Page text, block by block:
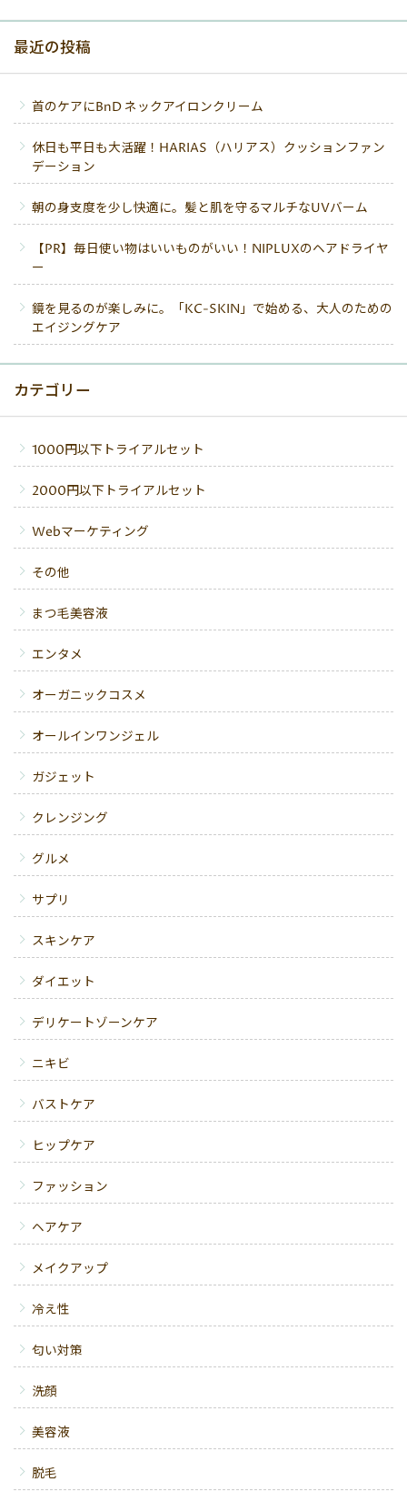
最近の投稿
首のケアにBnD ネックアイロンクリーム
休日も平日も大活躍！HARIAS（ハリアス）クッションファン
デーション
朝の身支度を少し快適に。髪と肌を守るマルチなUVバーム
【PR】毎日使い物はいいものがいい！NIPLUXのヘアドライヤ
ー
鏡を見るのが楽しみに。「KC-SKIN」で始める、大人のための
エイジングケア
カテゴリー
1000円以下トライアルセット
2000円以下トライアルセット
Webマーケティング
その他
まつ毛美容液
エンタメ
オーガニックコスメ
オールインワンジェル
ガジェット
クレンジング
グルメ
サプリ
スキンケア
ダイエット
デリケートゾーンケア
ニキビ
バストケア
ヒップケア
ファッション
ヘアケア
メイクアップ
冷え性
匂い対策
洗顔
美容液
脱毛